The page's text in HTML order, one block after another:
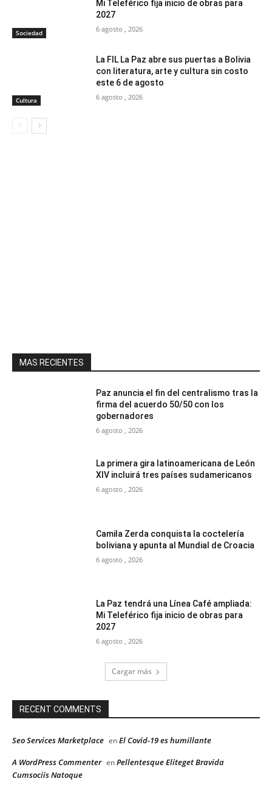
Sociedad
Mi Teleférico fija inicio de obras para
2027
6 agosto , 2026
Cultura
La FIL La Paz abre sus puertas a Bolivia
con literatura, arte y cultura sin costo
este 6 de agosto
6 agosto , 2026
MAS RECIENTES
Paz anuncia el fin del centralismo tras la
firma del acuerdo 50/50 con los
gobernadores
6 agosto , 2026
La primera gira latinoamericana de León
XIV incluirá tres países sudamericanos
6 agosto , 2026
Camila Zerda conquista la coctelería
boliviana y apunta al Mundial de Croacia
6 agosto , 2026
La Paz tendrá una Línea Café ampliada:
Mi Teleférico fija inicio de obras para
2027
6 agosto , 2026
Cargar más
RECENT COMMENTS
Seo Services Marketplace enEl Covid-19 es humillante
A WordPress Commenter enPellentesque Eliteget Bravida
Cumsociis Natoque